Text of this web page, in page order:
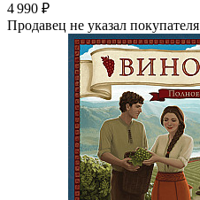
4 990 ₽
Продавец не указал покупателя